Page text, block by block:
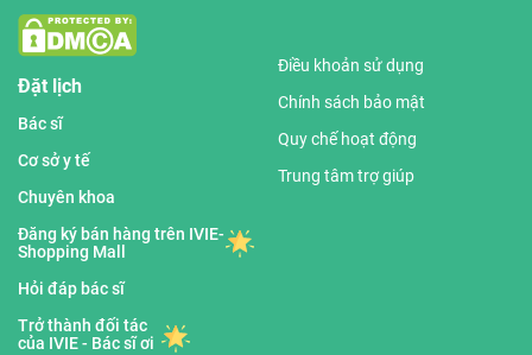
Đặt lịch
Bác sĩ
Cơ sở y tế
Chuyên khoa
Đăng ký bán hàng trên IVIE-
Shopping Mall
Hỏi đáp bác sĩ
Trở thành đối tác
của IVIE - Bác sĩ ơi
Điều khoản sử dụng
Chính sách bảo mật
Quy chế hoạt động
Trung tâm trợ giúp